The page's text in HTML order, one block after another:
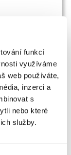
funkcí
využíváme
web používáte,
inzerci a
s
nebo které
služby.
SUPER CENA